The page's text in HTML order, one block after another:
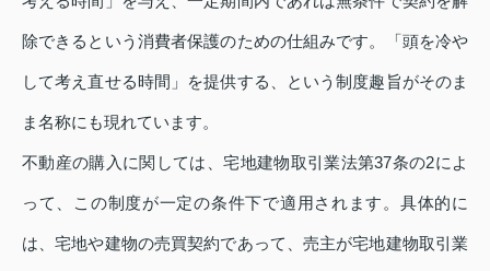
除できるという消費者保護のための仕組みです。「頭を冷や
して考え直せる時間」を提供する、という制度趣旨がそのま
ま名称にも現れています。
不動産の購入に関しては、宅地建物取引業法第37条の2によ
って、この制度が一定の条件下で適用されます。具体的に
は、宅地や建物の売買契約であって、売主が宅地建物取引業